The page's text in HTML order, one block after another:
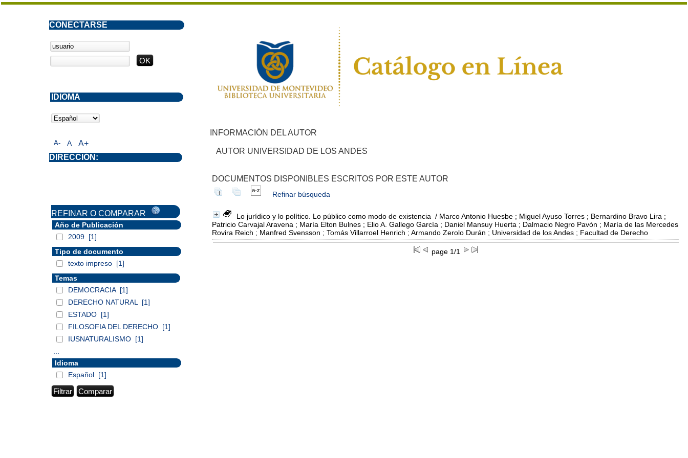
INFORMACIÓN DEL AUTOR
AUTOR UNIVERSIDAD DE LOS ANDES
DOCUMENTOS DISPONIBLES ESCRITOS POR ESTE AUTOR
Refinar búsqueda
Lo jurídico y lo político. Lo público como modo de existencia / Marco Antonio Huesbe ; Miguel Ayuso Torres ; Bernardino Bravo Lira ;
Patricio Carvajal Aravena ; María Elton Bulnes ; Elio A. Gallego García ; Daniel Mansuy Huerta ; Dalmacio Negro Pavón ; María de las Mercedes
Rovira Reich ; Manfred Svensson ; Tomás Villarroel Henrich ; Armando Zerolo Durán ; Universidad de los Andes ; Facultad de Derecho
page 1/1
A- A A+
CONECTARSE
DIRECCIÓN:
IDIOMA
REFINAR O COMPARAR
Año de Publicación
2009 [1]
Tipo de documento
texto impreso [1]
Temas
DEMOCRACIA [1]
DERECHO NATURAL
[1]
ESTADO [1]
FILOSOFIA DEL DERECHO [1]
IUSNATURALISMO [1]
Idioma
Español [1]